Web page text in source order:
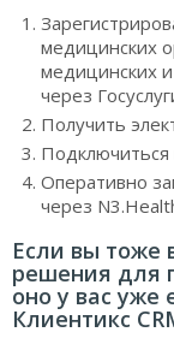
медицинских
медицинских
через
Получить
Подключиться
Оперативно
через
Если вы тоже
решения для
оно у вас уже
Клиентикс